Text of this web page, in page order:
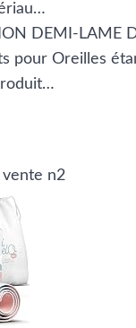
DEMI-LAME
pour Oreilles
n2